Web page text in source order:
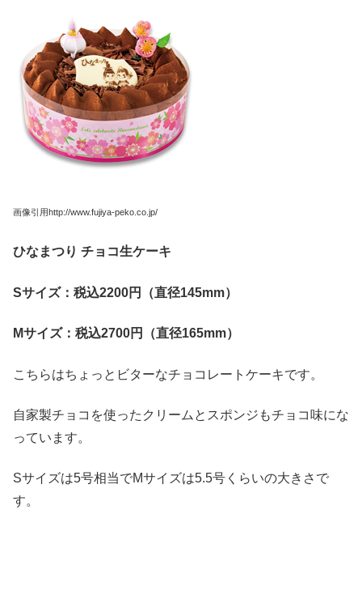
画像引用http://www.fujiya-peko.co.jp/
ひなまつり チョコ生ケーキ
Sサイズ：税込2200円（直径145mm）
Mサイズ：税込2700円（直径165mm）
こちらはちょっとビターなチョコレートケーキです。
自家製チョコを使ったクリームとスポンジもチョコ味にな
っています。
Sサイズは5号相当でMサイズは5.5号くらいの大きさで
す。